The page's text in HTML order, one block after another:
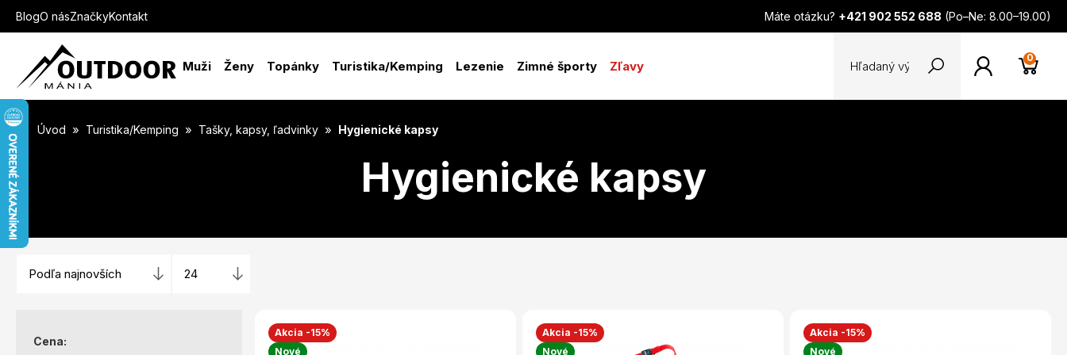
BlogO násZnačkyKontakt Máte otázku? +421 902 552 688 (Po–Ne: 8.00–19.00)
Muži Ženy Topánky Turistika/Kemping Lezenie Zimné športy Zľavy
0
Úvod » Turistika/Kemping » Tašky, kapsy, ľadvinky » Hygienické kapsy
Hygienické kapsy
Cena:
Akcia -15%
Nové
Akcia -15%
Nové
Akcia -15%
Nové